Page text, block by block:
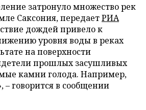
затронуло множество рек
Саксония, передаетРИА
дождей привело к
уровня воды в реках
на поверхности
прошлых засушливых
камни голода. Например,
– говорится в сообщении